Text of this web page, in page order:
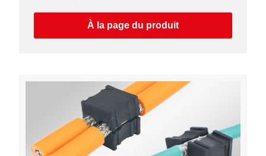
diamètre peut varier jusqu'à 3 mm.
À la page du produit